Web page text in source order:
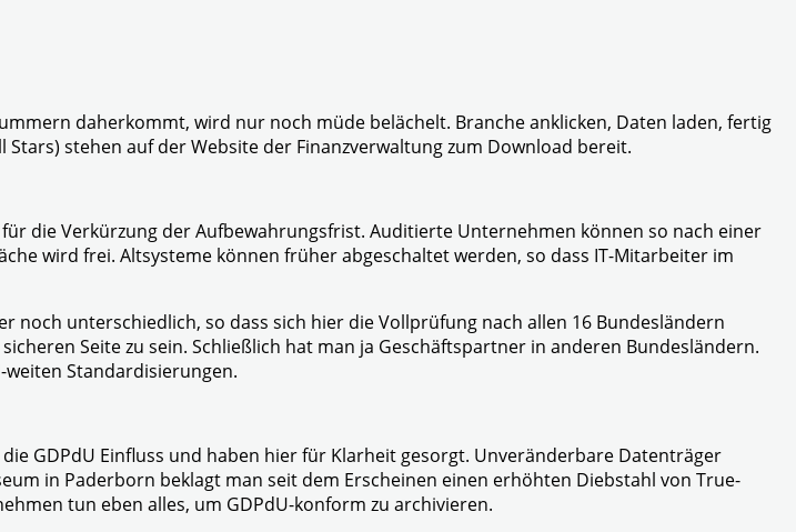
daherkommt, wird nur noch müde belächelt. Branche anklicken, Daten laden, fertig
stehen auf der Website der Finanzverwaltung zum Download bereit.
die Verkürzung der Aufbewahrungsfrist. Auditierte Unternehmen können so nach einer
wird frei. Altsysteme können früher abgeschaltet werden, so dass IT-Mitarbeiter im
unterschiedlich, so dass sich hier die Vollprüfung nach allen 16 Bundesländern
Seite zu sein. Schließlich hat man ja Geschäftspartner in anderen Bundesländern.
weiten Standardisierungen.
GDPdU Einfluss und haben hier für Klarheit gesorgt. Unveränderbare Datenträger
in Paderborn beklagt man seit dem Erscheinen einen erhöhten Diebstahl von True-
tun eben alles, um GDPdU-konform zu archivieren.